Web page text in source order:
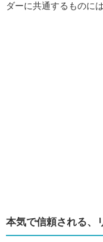
ダーに共通するものに
本気で信頼される、